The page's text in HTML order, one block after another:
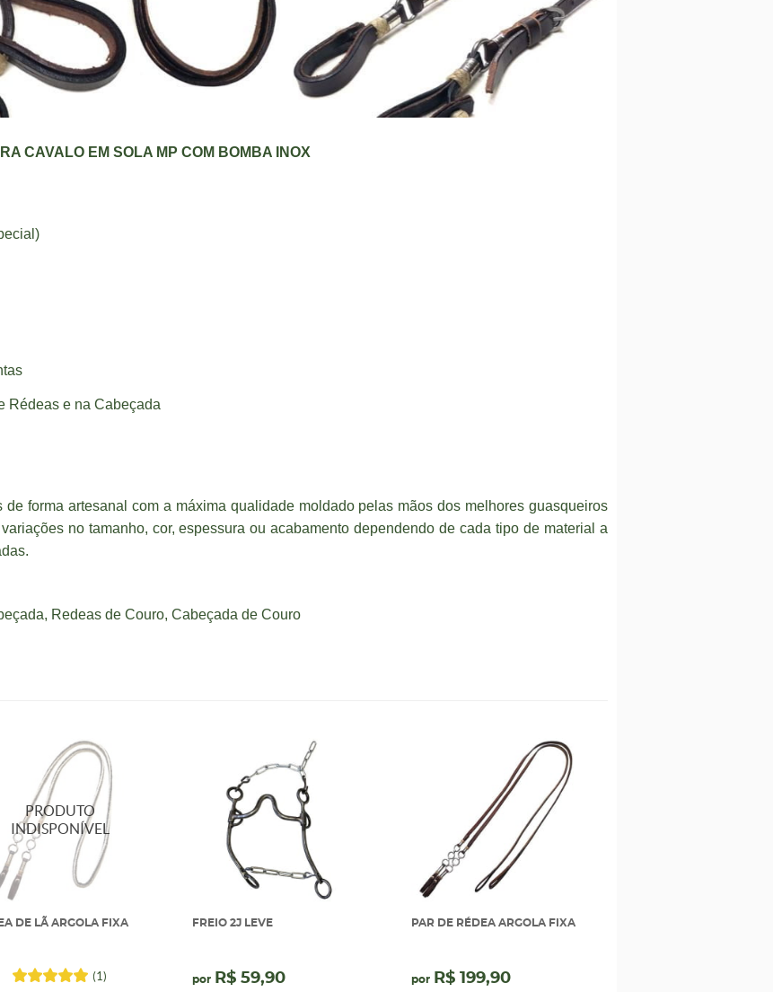
CAVALO EM SOLA MP COM BOMBA INOX
Rédeas e na Cabeçada
forma artesanal com a máxima qualidade moldado pelas mãos dos melhores guasqueiros
no tamanho, cor, espessura ou acabamento dependendo de cada tipo de material a
Redeas de Couro, Cabeçada de Couro
DE LÃ ARGOLA FIXA
(1)
FREIO 2J LEVE
por R$ 59,90
PAR DE RÉDEA ARGOLA FIXA
por R$ 199,90